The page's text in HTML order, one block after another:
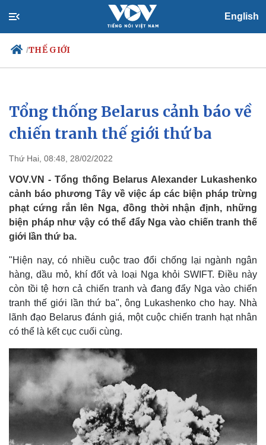
English
/THẾ GIỚI
Chính trị
Đảng
Tổ chức nhân sự
Nhận diện sự thật
Xã hội
Tin 24h
Dự báo thời tiết
Việc làm
Biển đảo
Tổng thống Belarus cảnh báo về
chiến tranh thế giới thứ ba
Thứ Hai, 08:48, 28/02/2022
VOV.VN - Tổng thống Belarus Alexander Lukashenko
cảnh báo phương Tây về việc áp các biện pháp trừng
phạt cứng rắn lên Nga, đồng thời nhận định, những
biện pháp như vậy có thể đẩy Nga vào chiến tranh thế
giới lần thứ ba.
"Hiện nay, có nhiều cuộc trao đổi chống lại ngành ngân
hàng, dầu mỏ, khí đốt và loại Nga khỏi SWIFT. Điều này
còn tồi tệ hơn cả chiến tranh và đang đẩy Nga vào chiến
tranh thế giới lần thứ ba", ông Lukashenko cho hay. Nhà
lãnh đạo Belarus đánh giá, một cuộc chiến tranh hạt nhân
có thể là kết cục cuối cùng.